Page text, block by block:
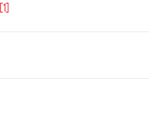
[1]